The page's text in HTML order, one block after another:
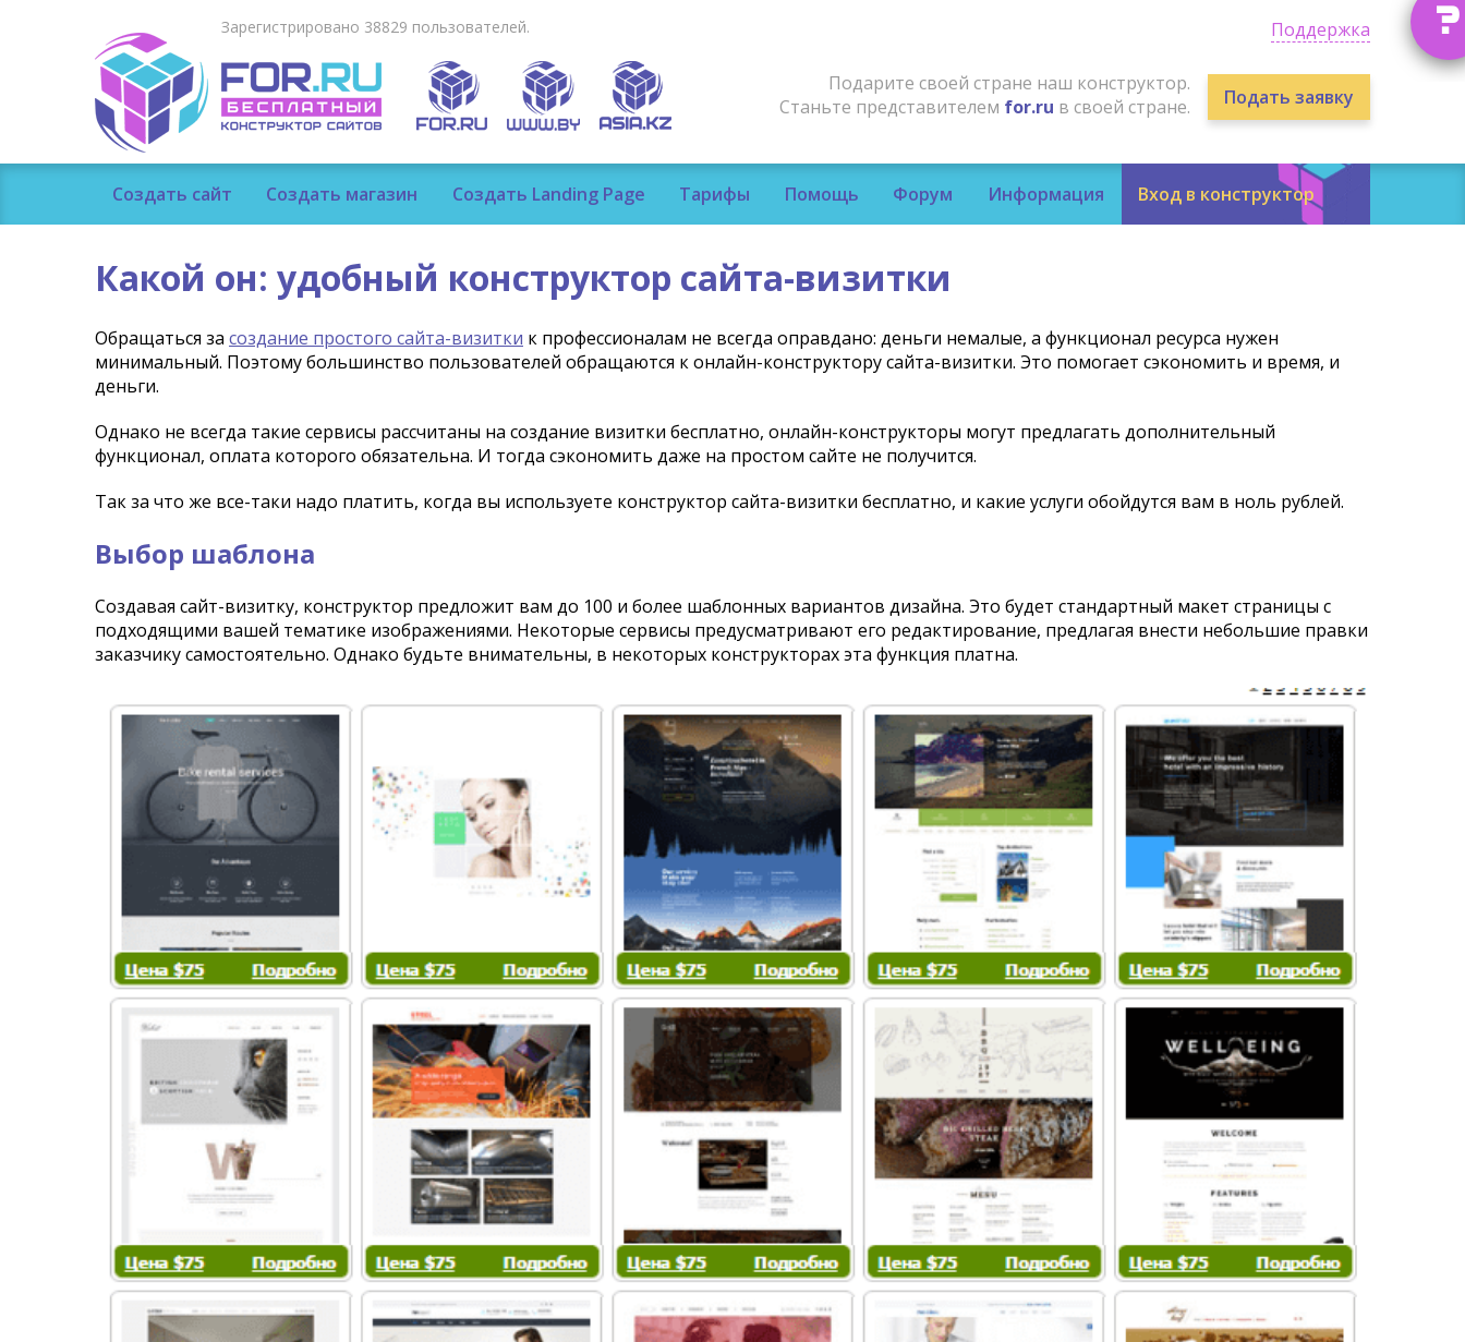
?
Поддержка
Зарегистрировано 38829 пользователей.
Подарите своей стране наш конструктор.
Станьте представителем for.ru в своей стране. Подать заявку
Создать сайт Создать магазин Создать Landing Page Тарифы Помощь Форум Информация Вход в конструктор
Какой он: удобный конструктор сайта-визитки
Обращаться за создание простого сайта-визитки к профессионалам не всегда оправдано: деньги немалые, а функционал ресурса нужен
минимальный. Поэтому большинство пользователей обращаются к онлайн-конструктору сайта-визитки. Это помогает сэкономить и время, и
деньги.
Однако не всегда такие сервисы рассчитаны на создание визитки бесплатно, онлайн-конструкторы могут предлагать дополнительный
функционал, оплата которого обязательна. И тогда сэкономить даже на простом сайте не получится.
Так за что же все-таки надо платить, когда вы используете конструктор сайта-визитки бесплатно, и какие услуги обойдутся вам в ноль рублей.
Выбор шаблона
Создавая сайт-визитку, конструктор предложит вам до 100 и более шаблонных вариантов дизайна. Это будет стандартный макет страницы с
подходящими вашей тематике изображениями. Некоторые сервисы предусматривают его редактирование, предлагая внести небольшие правки
заказчику самостоятельно. Однако будьте внимательны, в некоторых конструкторах эта функция платна.